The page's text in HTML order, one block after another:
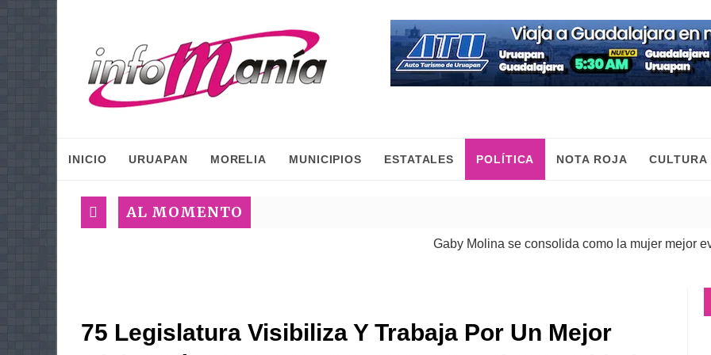
INICIO URUAPAN MORELIA MUNICIPIOS ESTATALES POLÍTICA NOTA ROJA CULTURA
AL MOMENTO
Gaby Molina se consolida como la mujer mejor evaluada
75 Legislatura Visibiliza Y Trabaja Por Un Mejor